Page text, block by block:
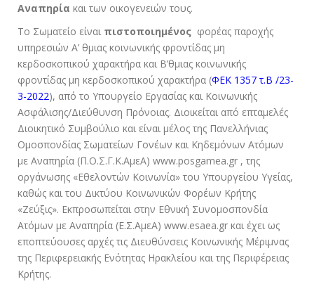
Αναπηρία και των οικογενειών τους.
Το Σωματείο είναι πιστοποιημένος φορέας παροχής
υπηρεσιών Α’ θμιας κοινωνικής φροντίδας μη
κερδοσκοπικού χαρακτήρα και Β’θμιας κοινωνικής
φροντίδας μη κερδοσκοπικού χαρακτήρα (ΦΕΚ 1357 τ.Β /23-
3-2022), από το Υπουργείο Εργασίας και Κοινωνικής
Ασφάλισης/Διεύθυνση Πρόνοιας. Διοικείται από επταμελές
Διοικητικό Συμβούλιο και είναι μέλος της Πανελλήνιας
Ομοσπονδίας Σωματείων Γονέων και Κηδεμόνων Ατόμων
με Αναπηρία (Π.Ο.Σ.Γ.Κ.ΑμεΑ) www.posgamea.gr , της
οργάνωσης «Εθελοντών Κοινωνία» του Υπουργείου Υγείας,
καθώς και του Δικτύου Κοινωνικών Φορέων Κρήτης
«Ζεύξις». Εκπροσωπείται στην Εθνική Συνομοσπονδία
Ατόμων με Αναπηρία (Ε.Σ.ΑμεΑ) www.esaea.gr και έχει ως
εποπτεύουσες αρχές τις Διευθύνσεις Κοινωνικής Μέριμνας
της Περιφερειακής Ενότητας Ηρακλείου και της Περιφέρειας
Κρήτης.